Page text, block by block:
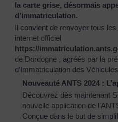
la carte grise, désormais
d’immatriculation.
Il convient de renvoyer tous
internet officiel
https://
de Dordogne , agréés par la
d’Immatriculation des
Nouveauté ANTS 2024 :
Découvrez dès maintenant
nouvelle application de
Conçue dans le but de